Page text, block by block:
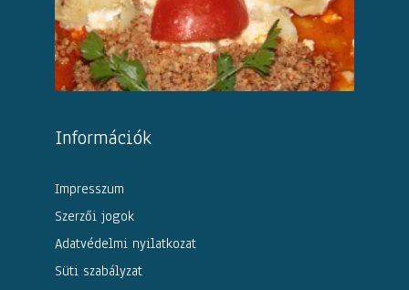
Információk
Impresszum
Szerzői jogok
Adatvédelmi nyilatkozat
Süti szabályzat